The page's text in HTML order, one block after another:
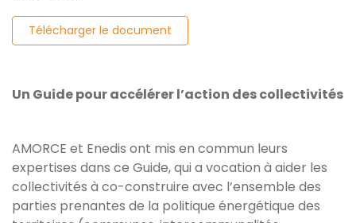
Télécharger le document
Un Guide pour accélérer l’action des collectivités
AMORCE et Enedis ont mis en commun leurs
expertises dans ce Guide, qui a vocation à aider les
collectivités à co-construire avec l’ensemble des
parties prenantes de la politique énergétique des